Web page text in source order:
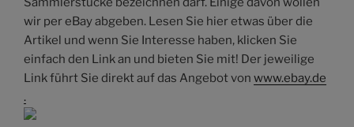
wir per eBay abgeben. Lesen Sie hier etwas über die
Artikel und wenn Sie Interesse haben, klicken Sie
einfach den Link an und bieten Sie mit! Der jeweilige
Link führt Sie direkt auf das Angebot von www.ebay.de
.